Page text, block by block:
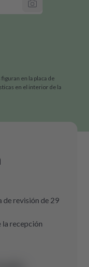
figuran en la placa de
en el interior de la
de revisión de 29
la recepción